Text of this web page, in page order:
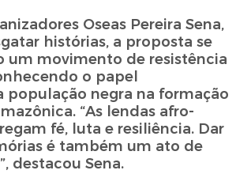
Oseas Pereira Sena,
histórias, a proposta se
um movimento de resistência
o papel
negra na formação
“As lendas afro-
fé, luta e resiliência. Dar
é também um ato de
destacou Sena.